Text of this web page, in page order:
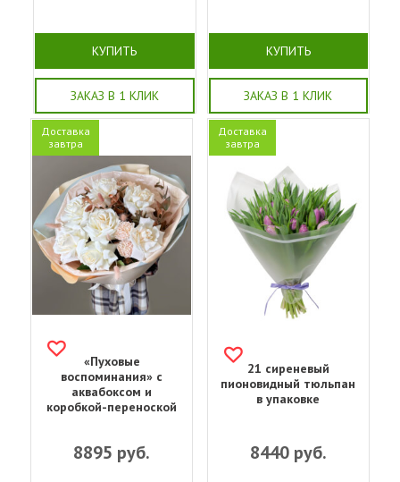
КУПИТЬ
ЗАКАЗ В 1 КЛИК
КУПИТЬ
ЗАКАЗ В 1 КЛИК
Доставка
завтра
«Пуховые
воспоминания» с
аквабоксом и
коробкой-переноской
8895 руб.
Доставка
завтра
21 сиреневый
пионовидный тюльпан
в упаковке
8440руб.